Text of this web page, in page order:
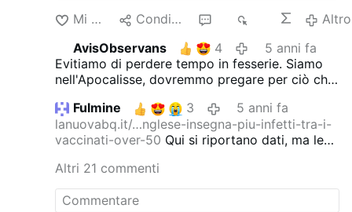
faremo intimidire" Un nastro delimitatore,
di quelli usati nei lavori stradali. Una
ventina di volantini raffiguranti un
"coronavirus" fatto di microfoni su sfondo
giallo. "The real virus", lo chiamano. Così
un gruppo di no pass - no vax ha
protestato davanti al portone d'ingresso
de ilGiornale nel pomeriggio di oggi, per
poi spostarsi nella vicina via Torino, nel
centro di Milano. Una protesta che - come
sottolinea il direttore Augusto Minzolini -
social arrivi ad "augurarci di saltare in
Mi piace Condividere
Altro
AvisObservans
4
5 anni fa
Evitiamo di perdere tempo in fesserie. Siamo
nell'Apocalisse, dovremmo pregare per ciò che
Fulmine
3
5 anni fa
lanuovabq.it/…nglese-insegna-piu-infetti-tra-i-
vaccinati-over-50 Qui si riportano dati, ma le
Inghilterra nonostante massicce vaccinazioni e
quant'altro,il covid e le sue varianti colpiscono
maggiormente i vaccinati.
Altri 21 commenti